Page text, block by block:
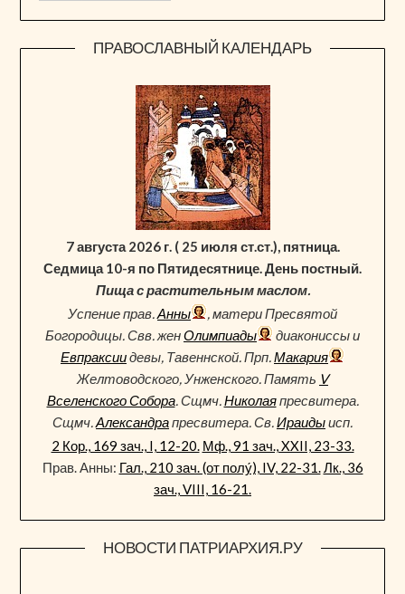
ПРАВОСЛАВНЫЙ КАЛЕНДАРЬ
7 августа 2026 г. ( 25 июля ст.ст.), пятница.
Седмица 10-я по Пятидесятнице. День постный.
Пища с растительным маслом.
Успение прав.Анны
, матери Пресвятой
Богородицы. Свв. женОлимпиады
диакониссы и
Евпраксиидевы, Тавеннской. Прп.Макария
Желтоводского, Унженского. Память V
Вселенского Собора. Сщмч.Николаяпресвитера.
Сщмч.Александрапресвитера. Св.Ираидыисп.
2 Кор., 169 зач., I, 12-20. Мф., 91 зач., XXII, 23-33.
Прав. Анны: Гал., 210 зач. (от полу́), IV, 22-31.Лк., 36
зач., VIII, 16-21.
НОВОСТИ ПАТРИАРХИЯ.РУ